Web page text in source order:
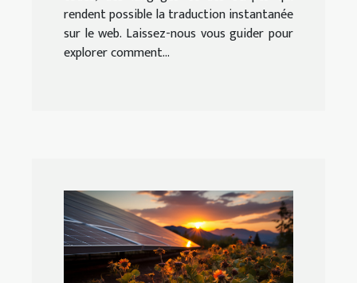
rendent possible la traduction instantanée
sur le web. Laissez-nous vous guider pour
explorer comment...